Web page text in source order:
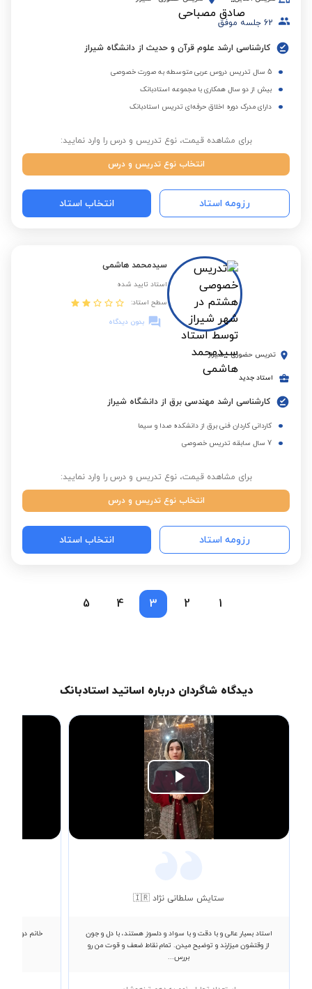
62 جلسه موفق
کارشناسی ارشد علوم قرآن و حدیث از دانشگاه شیراز
5 سال تدریس دروس عربی متوسطه به صورت خصوصی
بیش از دو سال همکاری با مجموعه استادبانک
دارای مدرک دوره اخلاق حرفه‌ای تدریس استادبانک
برای مشاهده قیمت، نوع تدریس و درس را وارد نمایید:
انتخاب نوع تدریس و درس
رزومه استاد انتخاب استاد
سیدمحمد هاشمی
استاد تایید شده
سطح استاد:
بدون دیدگاه
تدریس حضوری - شیراز
استاد جدید
کارشناسی ارشد مهندسی برق از دانشگاه شیراز
کاردانی کاردان فنی برق از دانشکده صدا و سیما
7 سال سابقه تدریس خصوصی
برای مشاهده قیمت، نوع تدریس و درس را وارد نمایید:
انتخاب نوع تدریس و درس
رزومه استاد انتخاب استاد
1
2
3
4
5
دیدگاه شاگردان درباره اساتید استادبانک
Play
Video
ستایش سلطانی نژاد 🇮🇷
استاد بسیار عالی و با دقت و با سواد و دلسوز هستند، با دل و جون
از وقتشون میزارند و توضیح میدن. تمام نقاط ضعف و قوت من رو
بررس...
خانم دورباش